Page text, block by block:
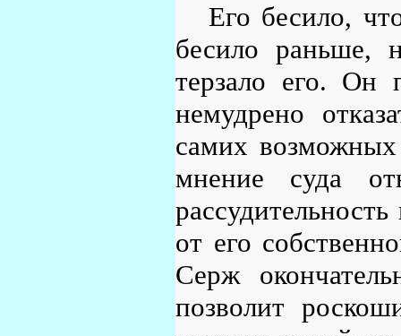
Его бесило,
бесило раньше,
терзало его. Он
немудрено
самих
мнение суда
от его
Серж
позволит